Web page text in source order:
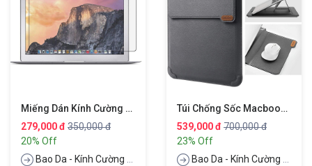
Miếng Dán Kính Cường Lực Mercury H+ Pro Cho Macbook Pro Retina 13 Inch
279,000 đ 350,000 đ
20% Off
Bao Da - Kính Cường Lực
Túi Chống Sốc Macbook Laptop 16 Inch Đa Năng Kiêm Giá Đỡ & Miếng Lót Chuột Hiệu Nillkin Sleeve Case Stand Adjustable
539,000 đ 700,000 đ
23% Off
Bao Da - Kính Cường Lực